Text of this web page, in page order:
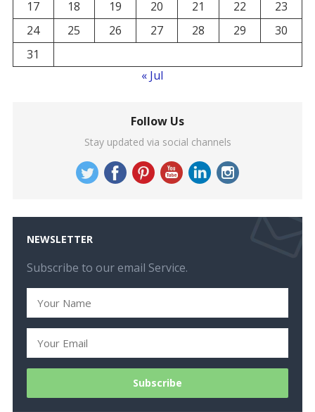
17 18 19 20 21 22
23
24
25 26 27 28 29
30
31
« Jul
Follow Us
Stay updated via social channels
NEWSLETTER
Subscribe to our email Service.